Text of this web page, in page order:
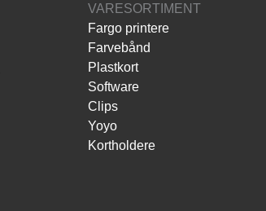
VARESORTIMENT
Fargo printere
Farvebånd
Plastkort
Software
Clips
Yoyo
Kortholdere